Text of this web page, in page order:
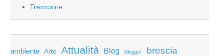
Tremosine
ambiente Arte Attualità Blog Blogger brescia